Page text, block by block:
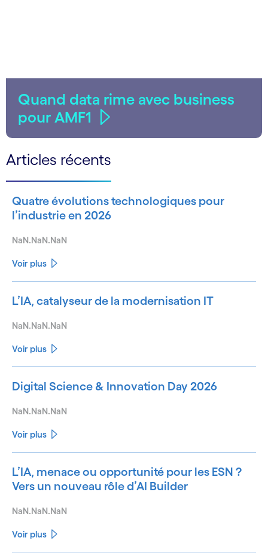
Quand data rime avec business
pour AMF1
Articles récents
Quatre évolutions technologiques pour
l’industrie en 2026
NaN.NaN.NaN
Voir plus
L’IA, catalyseur de la modernisation IT
NaN.NaN.NaN
Voir plus
Digital Science & Innovation Day 2026
NaN.NaN.NaN
Voir plus
L’IA, menace ou opportunité pour les ESN ?
Vers un nouveau rôle d’AI Builder
NaN.NaN.NaN
Voir plus